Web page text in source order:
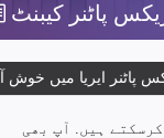
پاٹنر کیبنٹ
ہیں. آپ بھی